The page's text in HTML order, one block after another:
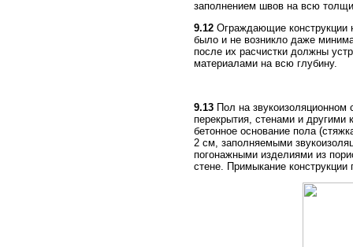
заполнением швов на всю
9.12 Ограждающие конструкции
было и не возникло даже
после их расчистки должны
материалами на всю глубину.
9.13 Пол на
перекрытия, стенами и
бетонное основание пола
2 см, заполняемыми
погонажными изделиями из
стене. Примыкание конструкции